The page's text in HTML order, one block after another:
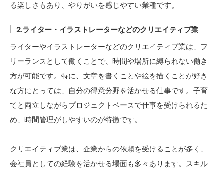
る楽しさもあり、やりがいを感じやすい業種です。
2.ライター・イラストレーターなどのクリエイティブ業
ライターやイラストレーターなどのクリエイティブ業は、フ
リーランスとして働くことで、時間や場所に縛られない働き
方が可能です。特に、文章を書くことや絵を描くことが好き
な方にとっては、自分の得意分野を活かせる仕事です。子育
てと両立しながらプロジェクトベースで仕事を受けられるた
め、時間管理がしやすいのが特徴です。
クリエイティブ業は、企業からの依頼を受けることが多く、
会社員としての経験を活かせる場面も多々あります。スキル